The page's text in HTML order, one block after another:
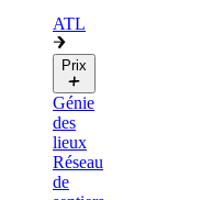
ATL
Prix
Génie
des
lieux
Réseau
de